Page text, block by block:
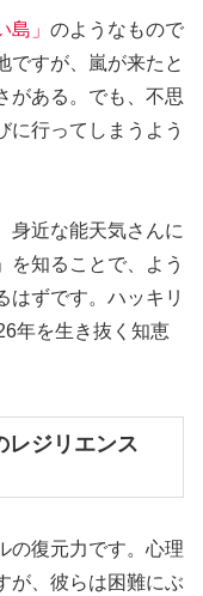
島」 のようなもので
ですが、嵐が来たと
がある。でも、不思
に行ってしまうよう
身近な能天気さんに
を知ることで、よう
はずです。ハッキリ
年を生き抜く知恵
レジリエンス
の復元力です。心理
が、彼らは困難にぶ